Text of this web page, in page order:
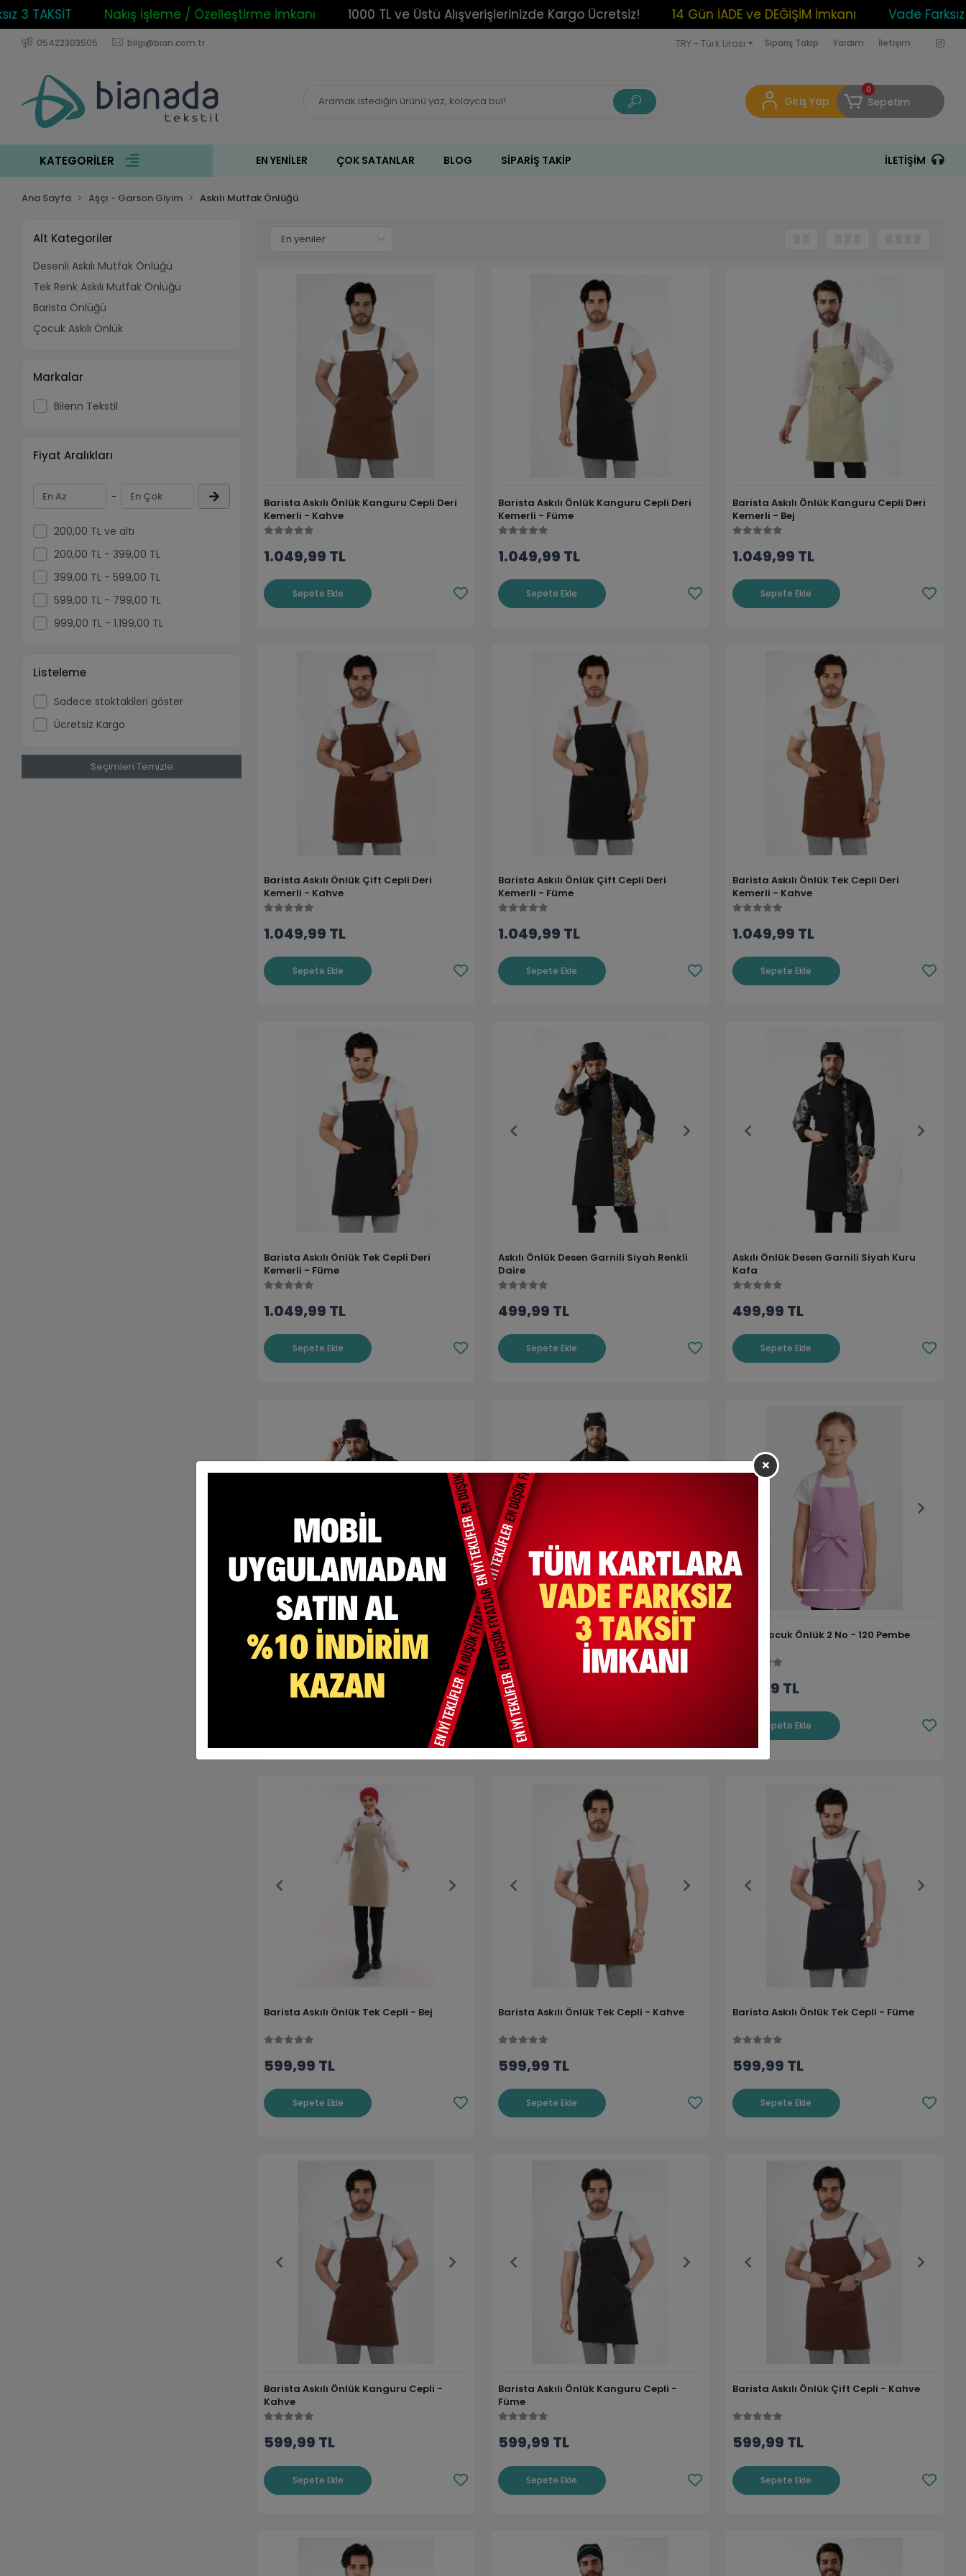
Nakış İşleme / Özelleştirme İmkanı 1000 TL ve Üstü Alışverişlerinizde Kargo Ücretsiz! 14 Gün İADE ve DEĞİŞİM İmkanı Vade Farksız 3
05422303505 bilgi@bian.com.tr TRY - Türk Lirası Sipariş Takip Yardım İletişim
Giriş Yap
0
Sepetim
KATEGORİLER EN YENILER ÇOK SATANLAR BLOG SIPARIŞ TAKIP İLETIŞIM
Ana Sayfa Aşçı - Garson Giyim Askılı Mutfak Önlüğü
Alt Kategoriler
Desenli Askılı Mutfak Önlüğü
Tek Renk Askılı Mutfak Önlüğü
Barista Önlüğü
Çocuk Askılı Önlük
Markalar
Bilenn Tekstil
Fiyat Aralıkları
-
200,00 TL ve altı
200,00 TL - 399,00 TL
399,00 TL - 599,00 TL
599,00 TL - 799,00 TL
999,00 TL - 1.199,00 TL
Listeleme
Sadece stoktakileri göster
Ücretsiz Kargo
Seçimleri Temizle
Barista Askılı Önlük Kanguru Cepli Deri
Kemerli - Kahve
1.049,99 TL
Sepete Ekle
Barista Askılı Önlük Kanguru Cepli Deri
Kemerli - Füme
1.049,99 TL
Sepete Ekle
Barista Askılı Önlük Kanguru Cepli Deri
Kemerli - Bej
1.049,99 TL
Sepete Ekle
Barista Askılı Önlük Çift Cepli Deri
Kemerli - Kahve
1.049,99 TL
Sepete Ekle
Barista Askılı Önlük Çift Cepli Deri
Kemerli - Füme
1.049,99 TL
Sepete Ekle
Barista Askılı Önlük Tek Cepli Deri
Kemerli - Kahve
1.049,99 TL
Sepete Ekle
Barista Askılı Önlük Tek Cepli Deri
Kemerli - Füme
1.049,99 TL
Sepete Ekle
Askılı Önlük Desen Garnili Siyah Renkli
Daire
499,99 TL
Sepete Ekle
Askılı Önlük Desen Garnili Siyah Kuru
Kafa
499,99 TL
Sepete Ekle
Askılı Önlük Desen Garnili Siyah Çini
499,99 TL
Askılı Önlük Desen Garnili Siyah Çakıl
Taşı
499,99 TL
Sepete Ekle
Askılı Çocuk Önlük 2 No - 120 Pembe
199,99 TL
Sepete Ekle
Barista Askılı Önlük Tek Cepli - Bej
599,99 TL
Sepete Ekle
Barista Askılı Önlük Tek Cepli - Kahve
599,99 TL
Sepete Ekle
Barista Askılı Önlük Tek Cepli - Füme
599,99 TL
Sepete Ekle
Barista Askılı Önlük Kanguru Cepli -
Kahve
599,99 TL
Sepete Ekle
Barista Askılı Önlük Kanguru Cepli -
Füme
599,99 TL
Sepete Ekle
Barista Askılı Önlük Çift Cepli - Kahve
599,99 TL
Sepete Ekle